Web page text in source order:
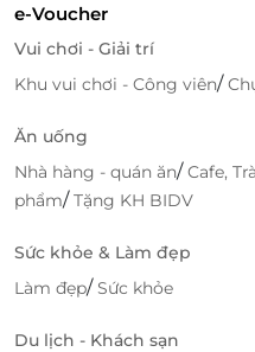
e-Voucher
Vui chơi - Giải trí
Khu vui chơi - Công viên/
Ăn uống
Nhà hàng - quán ăn/Cafe, Trà
phẩm/Tặng KH BIDV
Sức khỏe & Làm đẹp
Làm đẹp/Sức khỏe
Du lịch - Khách sạn